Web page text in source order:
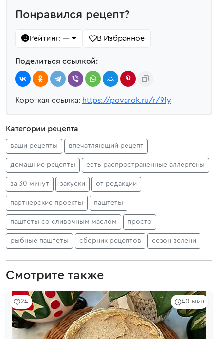
Понравился рецепт?
Рейтинг: — В Избранное
Поделиться ссылкой:
Короткая ссылка: https://povarok.ru/r/9fy
Категории рецепта
ваши рецепты впечатляющий рецепт
домашние рецепты есть распространенные аллергены
за 30 минут закуски от редакции
партнерские проекты паштеты
паштеты со сливочным маслом просто
рыбные паштеты сборник рецептов сезон зелени
Смотрите также
40 мин
24